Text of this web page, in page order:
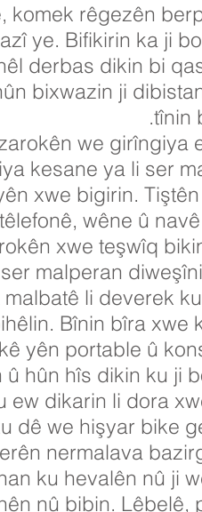
komek rêgezên
ye. Bifikirin ka ji
derbas dikin bi
bixwazin ji
tînin
we
kesane ya li ser
xwe bigirin.
wêne û
xwe teşwîq
malperan
li deverek
Bînin bîra xwe
yên portable û
hûn hîs dikin ku ji
ew dikarin li dora
dê we hişyar bike
nermalava
ku hevalên nû ji
nû bibin. Lêbelê,